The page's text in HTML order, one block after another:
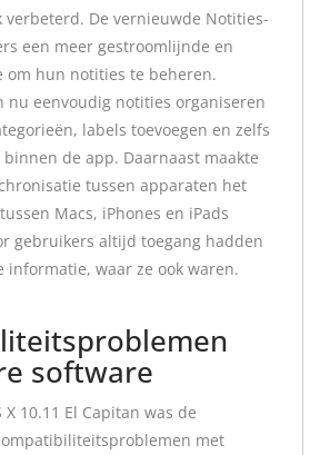
De vernieuwde Notities-
een meer gestroomlijnde en
om hun notities te beheren.
nu eenvoudig notities organiseren
labels toevoegen en zelfs
de app. Daarnaast maakte
tussen apparaten het
Macs, iPhones en iPads
gebruikers altijd toegang hadden
waar ze ook waren.
software
X 10.11 El Capitan was de
met